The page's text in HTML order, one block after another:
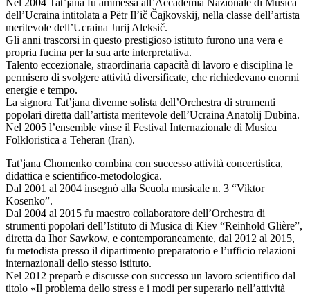
Nel 2004 Tat’jana fu ammessa all’Accademia Nazionale di Musica
dell’Ucraina intitolata a Pëtr Il’ič Čajkovskij, nella classe dell’artista
meritevole dell’Ucraina Jurij Aleksič.
Gli anni trascorsi in questo prestigioso istituto furono una vera e
propria fucina per la sua arte interpretativa.
Talento eccezionale, straordinaria capacità di lavoro e disciplina le
permisero di svolgere attività diversificate, che richiedevano enormi
energie e tempo.
La signora Tat’jana divenne solista dell’Orchestra di strumenti
popolari diretta dall’artista meritevole dell’Ucraina Anatolij Dubina.
Nel 2005 l’ensemble vinse il Festival Internazionale di Musica
Folkloristica a Teheran (Iran).
Tat’jana Chomenko combina con successo attività concertistica,
didattica e scientifico-metodologica.
Dal 2001 al 2004 insegnò alla Scuola musicale n. 3 “Viktor
Kosenko”.
Dal 2004 al 2015 fu maestro collaboratore dell’Orchestra di
strumenti popolari dell’Istituto di Musica di Kiev “Reinhold Glière”,
diretta da Ihor Sawkow, e contemporaneamente, dal 2012 al 2015,
fu metodista presso il dipartimento preparatorio e l’ufficio relazioni
internazionali dello stesso istituto.
Nel 2012 preparò e discusse con successo un lavoro scientifico dal
titolo «Il problema dello stress e i modi per superarlo nell’attività